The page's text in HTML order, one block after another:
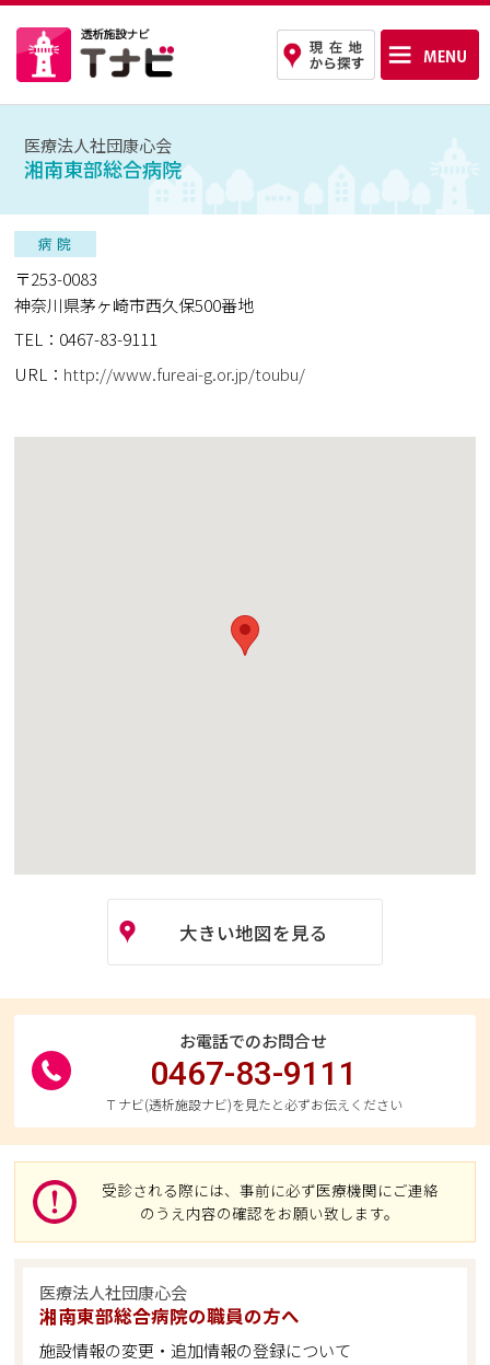
医療法人社団康心会
湘南東部総合病院
〒253-0083
神奈川県茅ヶ崎市西久保500番地
TEL：0467-83-9111
URL： http://www.fureai-g.or.jp/toubu/
大きい地図を見る
お電話でのお問合せ
0467-83-9111
Ｔナビ(透析施設ナビ)を見たと必ずお伝えください
受診される際には、事前に必ず医療機関にご連絡
のうえ内容の確認をお願い致します。
医療法人社団康心会
湘南東部総合病院の職員の方へ
施設情報の変更・追加情報の登録について